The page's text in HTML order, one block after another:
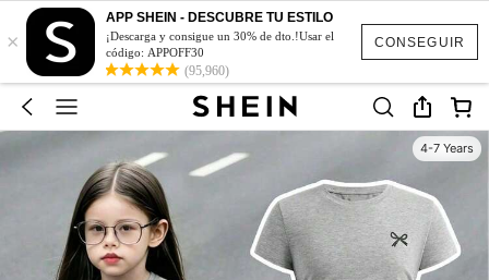
CONSEGUIR
×
APP SHEIN - DESCUBRE TU ESTILO
¡Descarga y consigue un 30% de dto.!Usar el
código: APPOFF30
(95,960)
4-7 Years